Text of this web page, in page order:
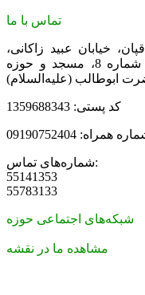
تماس با ما
خیابان عبید زاکانی،
روبروی کانون میثم، بن بست مسجد، شماره 8، مسجد و حوزه
ابوطالب (علیه‌السلام)
کد پستی: 1359688343
همراه: 09190752404
شماره‌های تماس:
55141353
55783133
شبکه‌های اجتماعی حوزه
مشاهده ما در نقشه